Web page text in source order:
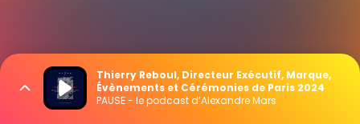
Thierry Reboul, Directeur Exécutif, Marque,
Évènements et Cérémonies de Paris 2024
PAUSE - le podcast d’Alexandre Mars